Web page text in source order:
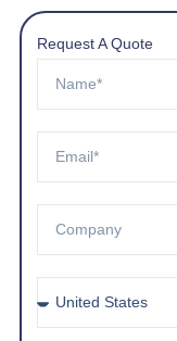
Request A Quote